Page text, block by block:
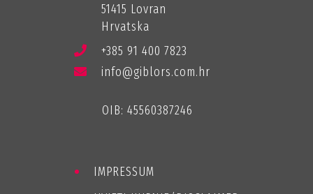
51415 Lovran
Hrvatska
+385 91 400 7823
info@giblors.com.hr
OIB: 45560387246
IMPRESSUM